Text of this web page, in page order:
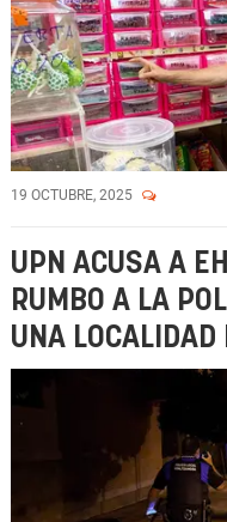
19 OCTUBRE, 2025
UPN ACUSA A
RUMBO A LA
UNA LOCALIDAD